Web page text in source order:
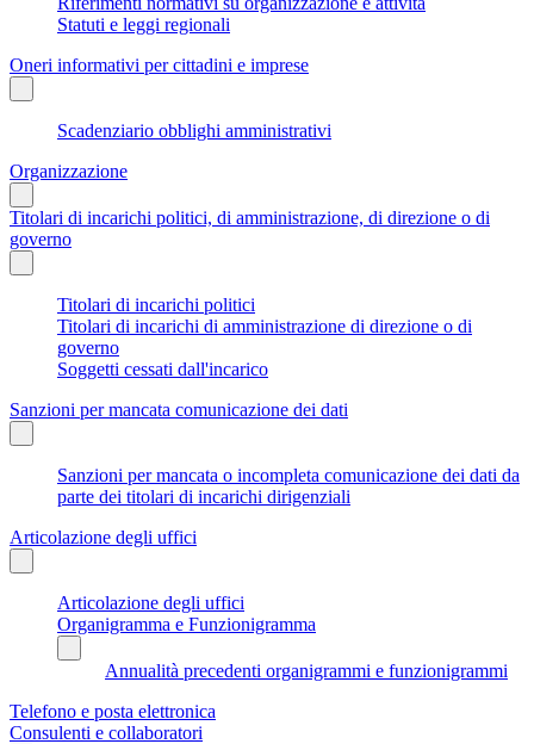
Statuti e leggi regionali
Oneri informativi per cittadini e imprese
Scadenziario obblighi amministrativi
Organizzazione
Titolari di incarichi politici, di amministrazione, di direzione o di
governo
Titolari di incarichi politici
Titolari di incarichi di amministrazione di direzione o di
governo
Soggetti cessati dall'incarico
Sanzioni per mancata comunicazione dei dati
Sanzioni per mancata o incompleta comunicazione dei dati da
parte dei titolari di incarichi dirigenziali
Articolazione degli uffici
Articolazione degli uffici
Organigramma e Funzionigramma
Annualità precedenti organigrammi e funzionigrammi
Telefono e posta elettronica
Consulenti e collaboratori